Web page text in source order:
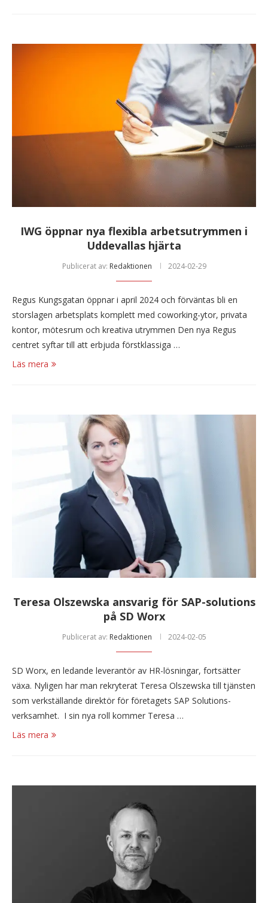
IWG öppnar nya flexibla arbetsutrymmen i
Uddevallas hjärta
Publicerat av: Redaktionen 2024-02-29
Regus Kungsgatan öppnar i april 2024 och förväntas bli en
storslagen arbetsplats komplett med coworking-ytor, privata
kontor, mötesrum och kreativa utrymmen Den nya Regus
centret syftar till att erbjuda förstklassiga …
Läs mera
Teresa Olszewska ansvarig för SAP-solutions
på SD Worx
Publicerat av: Redaktionen 2024-02-05
SD Worx, en ledande leverantör av HR-lösningar, fortsätter
växa. Nyligen har man rekryterat Teresa Olszewska till tjänsten
som verkställande direktör för företagets SAP Solutions-
verksamhet. I sin nya roll kommer Teresa …
Läs mera